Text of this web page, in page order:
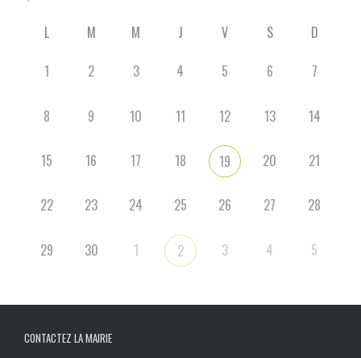
L M M J V S
D
1
2 3 4 5 6 7
8 9 10 11 12 13 14
15 16 17 18 19 20 21
22 23 24 25 26 27 28
29 30 1 2 3 4 5
CONTACTEZ LA MAIRIE